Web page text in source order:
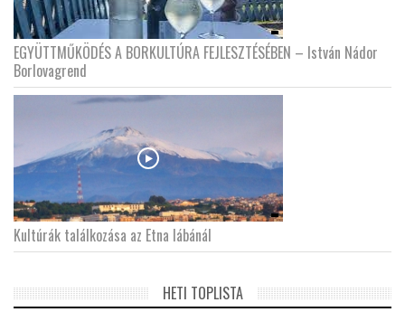
EGYÜTTMŰKÖDÉS A BORKULTÚRA FEJLESZTÉSÉBEN – István Nádor
Borlovagrend
Kultúrák találkozása az Etna lábánál
HETI TOPLISTA